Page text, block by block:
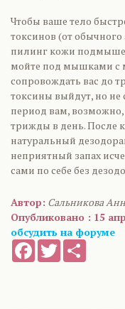
Чтобы ваше тело
токсинов (от
пилинг кожи
мойте под мышками с
сопровождать вас до
токсины выйдут, но не
период вам,
трижды в день. После
натуральный
неприятный запах
сами по себе без
Автор: Сальникова
Опубликовано : 15
обсудить на форуме
FacebookTwitter